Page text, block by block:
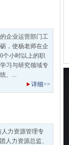
企业运营部门工
，使杨老师在企
个小时以上的职
习与研究领域专
、...
详细>>
力资源管理专
人力资源总监、